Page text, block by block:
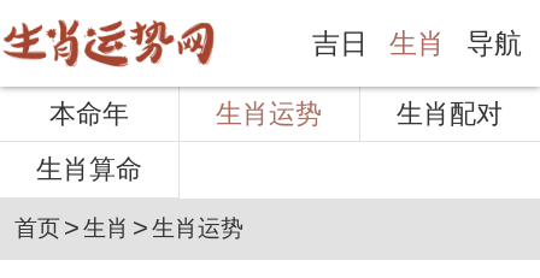
吉日 生肖 导航
本命年 生肖运势
生肖配对
生肖算命
首页>生肖 >生肖运势